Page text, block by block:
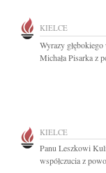
KIELCE
Wyrazy
Michała Pisarka z
KIELCE
Panu Leszkowi
współczucia z